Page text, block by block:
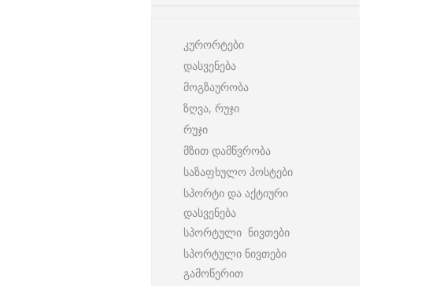
კურორტები
დასვენება
მოგზაურობა
ზღვა, რუჯი
რუჯი
მზით დამწვრობა
საზაფხულო პოსტები
სპორტი და აქტიური
დასვენება
სპორტული ნივთები
სპორტული ნივთები
გამოწერით